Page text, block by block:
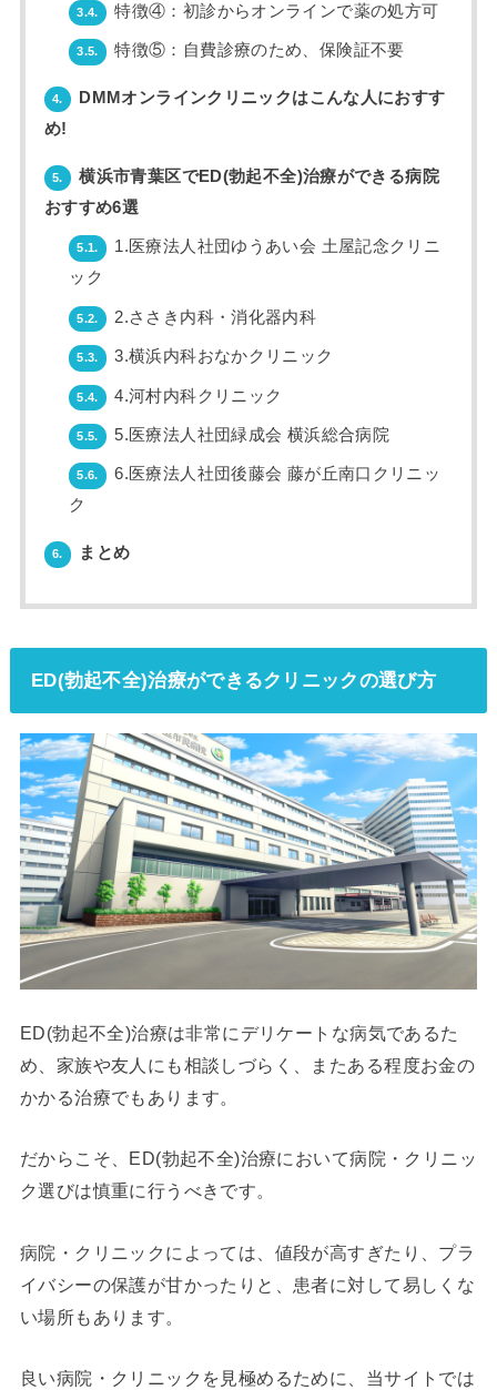
3.4. 特徴④：初診からオンラインで薬の処方可
3.5. 特徴⑤：自費診療のため、保険証不要
4.
DMMオンラインクリニックはこんな人におすす
め!
5.
横浜市青葉区でED(勃起不全)治療ができる病院
おすすめ6選
5.1.
1.医療法人社団ゆうあい会 土屋記念クリニ
ック
5.2. 2.ささき内科・消化器内科
5.3. 3.横浜内科おなかクリニック
5.4. 4.河村内科クリニック
5.5. 5.医療法人社団緑成会 横浜総合病院
5.6.
6.医療法人社団後藤会 藤が丘南口クリニッ
ク
6. まとめ
ED(勃起不全)治療ができるクリニックの選び方
ED(勃起不全)治療は非常にデリケートな病気であるた
め、家族や友人にも相談しづらく、またある程度お金の
かかる治療でもあります。
だからこそ、ED(勃起不全)治療において病院・クリニッ
ク選びは慎重に行うべきです。
病院・クリニックによっては、値段が高すぎたり、プラ
イバシーの保護が甘かったりと、患者に対して易しくな
い場所もあります。
良い病院・クリニックを見極めるために、当サイトでは